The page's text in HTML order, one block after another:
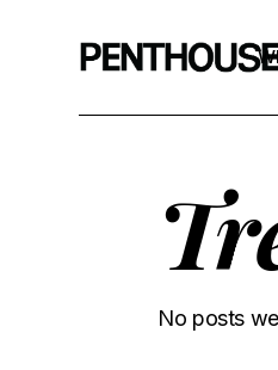
No posts